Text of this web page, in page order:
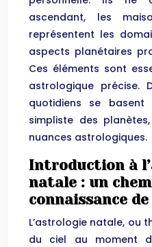
ascendant, les
représentent les
aspects planétaires
Ces éléments sont
astrologique précise.
quotidiens se basent
simpliste des
nuances astrologiques.
Introduction à
natale : un
connaissance
L’astrologie natale, ou
du ciel au moment